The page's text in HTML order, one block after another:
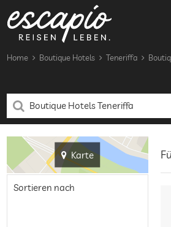
Home Boutique Hotels Teneriffa
Karte
Sortieren nach